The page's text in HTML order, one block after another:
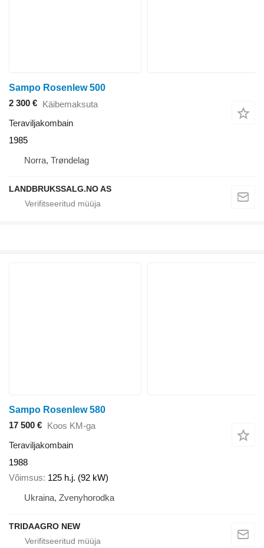
Sampo Rosenlew 500
2 300 € Käibemaksuta
Teraviljakombain
1985
Norra, Trøndelag
LANDBRUKSSALG.NO AS
Sampo Rosenlew 580
17 500 € Koos KM-ga
Teraviljakombain
1988
Võimsus 125 h.j. (92 kW)
Ukraina, Zvenyhorodka
TRIDAAGRO NEW